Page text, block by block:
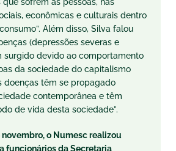
econômicas e culturais dentro
Além disso, Silva falou
(depressões severas e
surgido devido ao comportamento
da sociedade do capitalismo
doenças têm se propagado
contemporânea e têm
de vida desta sociedade”.
novembro, o Numesc realizou
funcionários da Secretaria